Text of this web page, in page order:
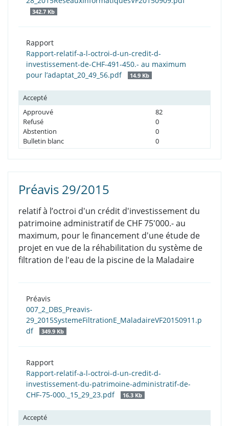
342.7 Kb
Rapport
Rapport-relatif-a-l-octroi-d-un-credit-d-
investissement-de-CHF-491-450.- au maximum
pour l’adaptat_20_49_56.pdf
14.9 Kb
Accepté
Approuvé
82
Refusé
0
Abstention
0
Bulletin blanc
0
Préavis 29/2015
relatif à l’octroi d'un crédit d'investissement du
patrimoine administratif de CHF 75'000.- au
maximum, pour le financement d'une étude de
projet en vue de la réhabilitation du système de
filtration de l'eau de la piscine de la Maladaire
Préavis
007_2_DBS_Preavis-
29_2015SystemeFiltrationE_MaladaireVF20150911.p
df
349.9 Kb
Rapport
Rapport-relatif-a-l-octroi-d-un-credit-d-
investissement-du-patrimoine-administratif-de-
CHF-75-000._15_29_23.pdf
16.3 Kb
Accepté